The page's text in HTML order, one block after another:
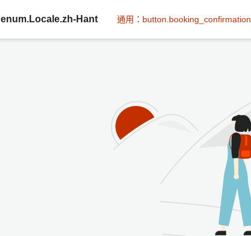
enum.Locale.zh-Hant 通用：button.booking_confirmation